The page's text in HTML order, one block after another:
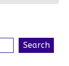
Search